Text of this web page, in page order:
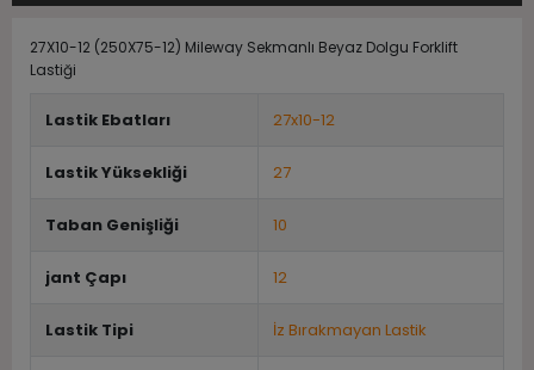
27X10-12 (250X75-12) Mileway Sekmanlı Beyaz Dolgu Forklift
Lastiği
Lastik Ebatları 27x10-12
Lastik Yüksekliği 27
Taban Genişliği 10
jant Çapı 12
Lastik Tipi İz Bırakmayan Lastik